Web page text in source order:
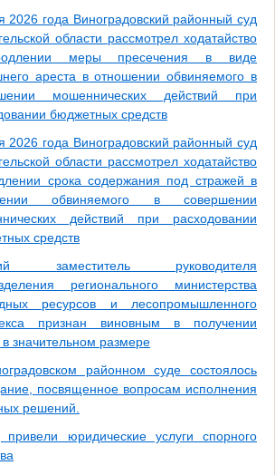
2026 года Виноградовский районный суд
области рассмотрел ходатайство
меры пресечения в виде
ареста в отношении обвиняемого в
мошеннических действий при
бюджетных средств
2026 года Виноградовский районный суд
области рассмотрел ходатайство
срока содержания под стражей в
обвиняемого в совершении
действий при расходовании
средств
заместитель руководителя
регионального министерства
ресурсов и лесопромышленного
признан виновным в получении
в значительном размере
районном суде состоялось
посвященное вопросам исполнения
решений.
юридические услуги спорного